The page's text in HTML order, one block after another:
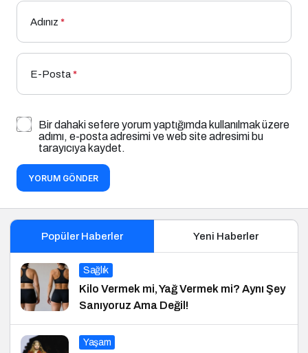
Adınız *
E-Posta*
Bir dahaki sefere yorum yaptığımda kullanılmak üzere
adımı, e-posta adresimi ve web site adresimi bu
tarayıcıya kaydet.
YORUM GÖNDER
Popüler Haberler Yeni Haberler
Sağlık
Kilo Vermek mi, Yağ Vermek mi? Aynı Şey
Sanıyoruz Ama Değil!
Yaşam